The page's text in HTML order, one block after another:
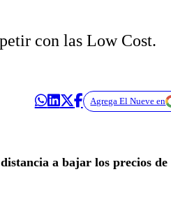
con las Low Cost.
Agrega El Nueve en
a bajar los precios de